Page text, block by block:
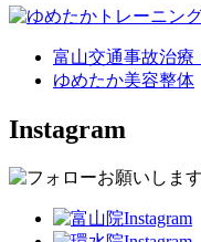
富山交通事故治療
ゆめたか美容整体
Instagram